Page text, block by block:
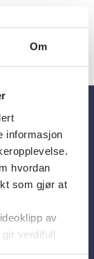
Om
informasjon
hvordan
som gjør at
av
verdifull